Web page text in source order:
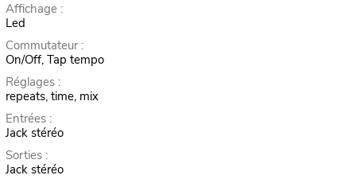
Affichage :
Led
Commutateur :
On/Off, Tap tempo
Réglages :
repeats, time, mix
Entrées :
Jack stéréo
Sorties :
Jack stéréo